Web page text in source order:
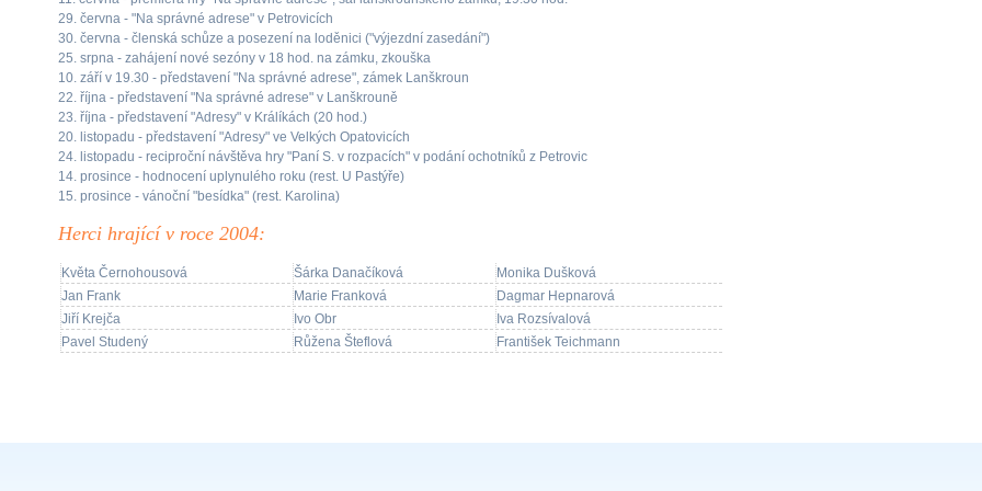
29. června - "Na správné adrese" v Petrovicích
30. června - členská schůze a posezení na loděnici ("výjezdní zasedání")
25. srpna - zahájení nové sezóny v 18 hod. na zámku, zkouška
10. září v 19.30 - představení "Na správné adrese", zámek Lanškroun
22. října - představení "Na správné adrese" v Lanškrouně
23. října - představení "Adresy" v Králíkách (20 hod.)
20. listopadu - představení "Adresy" ve Velkých Opatovicích
24. listopadu - reciproční návštěva hry "Paní S. v rozpacích" v podání ochotníků z Petrovic
14. prosince - hodnocení uplynulého roku (rest. U Pastýře)
15. prosince - vánoční "besídka" (rest. Karolina)
Herci hrající v roce 2004:
Květa Černohousová Šárka Danačíková
Monika Dušková
Jan Frank
Marie Franková
Dagmar Hepnarová
Jiří Krejča
Ivo Obr
Iva Rozsívalová
Pavel Studený
Růžena Šteflová František Teichmann